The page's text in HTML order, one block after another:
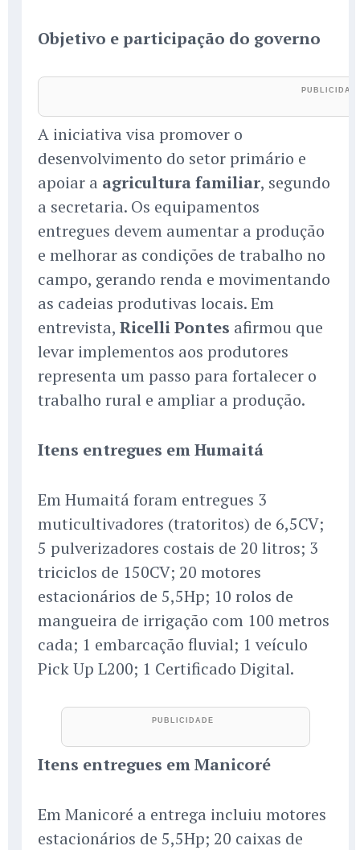
Objetivo e participação do governo
A iniciativa visa promover o
desenvolvimento do setor primário e
apoiar a agricultura familiar, segundo
a secretaria. Os equipamentos
entregues devem aumentar a produção
e melhorar as condições de trabalho no
campo, gerando renda e movimentando
as cadeias produtivas locais. Em
entrevista, Ricelli Pontes afirmou que
levar implementos aos produtores
representa um passo para fortalecer o
trabalho rural e ampliar a produção.
Itens entregues em Humaitá
Em Humaitá foram entregues 3
muticultivadores (tratoritos) de 6,5CV;
5 pulverizadores costais de 20 litros; 3
triciclos de 150CV; 20 motores
estacionários de 5,5Hp; 10 rolos de
mangueira de irrigação com 100 metros
cada; 1 embarcação fluvial; 1 veículo
Pick Up L200; 1 Certificado Digital.
Itens entregues em Manicoré
Em Manicoré a entrega incluiu motores
estacionários de 5,5Hp; 20 caixas de